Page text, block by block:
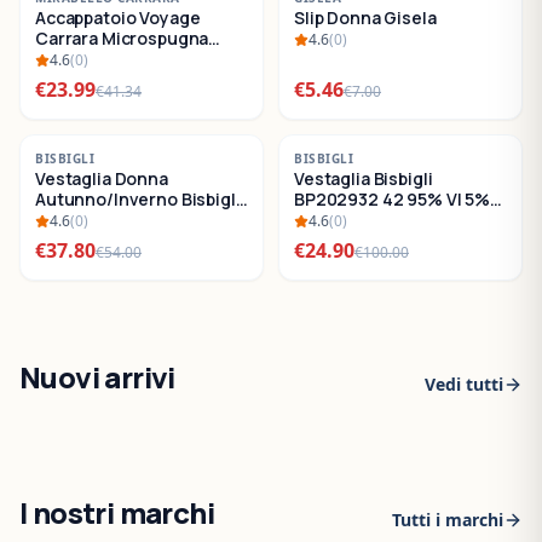
SALDI
Accappatoio Voyage
Carrara Microspugna
Cotone
4.6(0)
€23.99€41.34
SALDI
Slip Donna Gisela
4.6(0)
€5.46€7.00
-30 %
SALDI
BISBIGLI
Vestaglia Donna
Autunno/Inverno Bisbigli
BO288632
4.6(0)
€37.80€54.00
-75 %
SALDI
BISBIGLI
Vestaglia Bisbigli
BP202932 42 95% VI 5%
EA4.6(0)
€24.90€100.00
Nuovi arrivi Vedi tutti
I nostri marchi Tutti i marchi